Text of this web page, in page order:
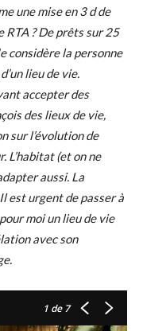
une mise en 3 d de
RTA ? De prêts sur 25
considère la personne
lieu de vie.
accepter des
des lieux de vie,
sur l’évolution de
L’habitat (et on ne
aussi. La
est urgent de passer à
moi un lieu de vie
avec son
1 de 7